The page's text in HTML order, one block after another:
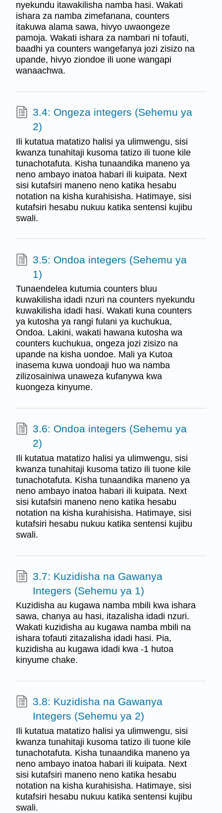
nyekundu itawakilisha namba hasi. Wakati
ishara za namba zimefanana, counters
itakuwa alama sawa, hivyo uwaongeze
pamoja. Wakati ishara za nambari ni tofauti,
baadhi ya counters wangefanya jozi zisizo na
upande, hivyo ziondoe ili uone wangapi
wanaachwa.
3.4: Ongeza integers (Sehemu ya
2)
Ili kutatua matatizo halisi ya ulimwengu, sisi
kwanza tunahitaji kusoma tatizo ili tuone kile
tunachotafuta. Kisha tunaandika maneno ya
neno ambayo inatoa habari ili kuipata. Next
sisi kutafsiri maneno neno katika hesabu
notation na kisha kurahisisha. Hatimaye, sisi
kutafsiri hesabu nukuu katika sentensi kujibu
swali.
3.5: Ondoa integers (Sehemu ya
1)
Tunaendelea kutumia counters bluu
kuwakilisha idadi nzuri na counters nyekundu
kuwakilisha idadi hasi. Wakati kuna counters
ya kutosha ya rangi fulani ya kuchukua,
Ondoa. Lakini, wakati hawana kutosha wa
counters kuchukua, ongeza jozi zisizo na
upande na kisha uondoe. Mali ya Kutoa
inasema kuwa uondoaji huo wa namba
zilizosainiwa unaweza kufanywa kwa
kuongeza kinyume.
3.6: Ondoa integers (Sehemu ya
2)
Ili kutatua matatizo halisi ya ulimwengu, sisi
kwanza tunahitaji kusoma tatizo ili tuone kile
tunachotafuta. Kisha tunaandika maneno ya
neno ambayo inatoa habari ili kuipata. Next
sisi kutafsiri maneno neno katika hesabu
notation na kisha kurahisisha. Hatimaye, sisi
kutafsiri hesabu nukuu katika sentensi kujibu
swali.
3.7: Kuzidisha na Gawanya
Integers (Sehemu ya 1)
Kuzidisha au kugawa namba mbili kwa ishara
sawa, chanya au hasi, itazalisha idadi nzuri.
Wakati kuzidisha au kugawa namba mbili na
ishara tofauti zitazalisha idadi hasi. Pia,
kuzidisha au kugawa idadi kwa -1 hutoa
kinyume chake.
3.8: Kuzidisha na Gawanya
Integers (Sehemu ya 2)
Ili kutatua matatizo halisi ya ulimwengu, sisi
kwanza tunahitaji kusoma tatizo ili tuone kile
tunachotafuta. Kisha tunaandika maneno ya
neno ambayo inatoa habari ili kuipata. Next
sisi kutafsiri maneno neno katika hesabu
notation na kisha kurahisisha. Hatimaye, sisi
kutafsiri hesabu nukuu katika sentensi kujibu
swali.